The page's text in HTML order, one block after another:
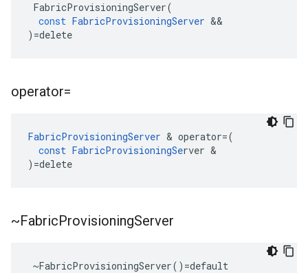
FabricProvisioningServer(
const FabricProvisioningServer &&
) =delete
operator=
FabricProvisioningServer & operator=(
const FabricProvisioningServer &
) =delete
~FabricProvisioningServer
~FabricProvisioningServer()=default